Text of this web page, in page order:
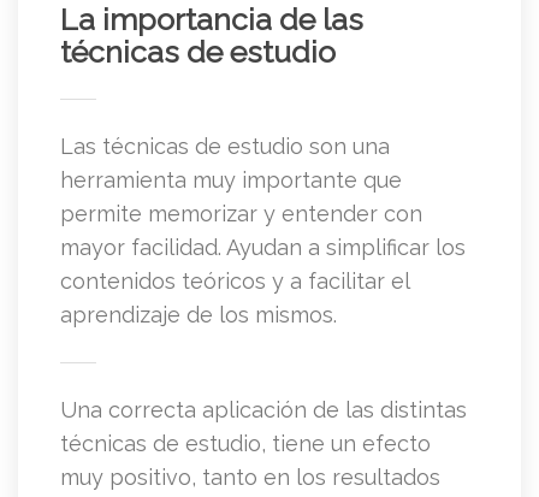
La importancia de las
técnicas de estudio
Las técnicas de estudio son una
herramienta muy importante que
permite memorizar y entender con
mayor facilidad. Ayudan a simplificar los
contenidos teóricos y a facilitar el
aprendizaje de los mismos.
Una correcta aplicación de las distintas
técnicas de estudio, tiene un efecto
muy positivo, tanto en los resultados